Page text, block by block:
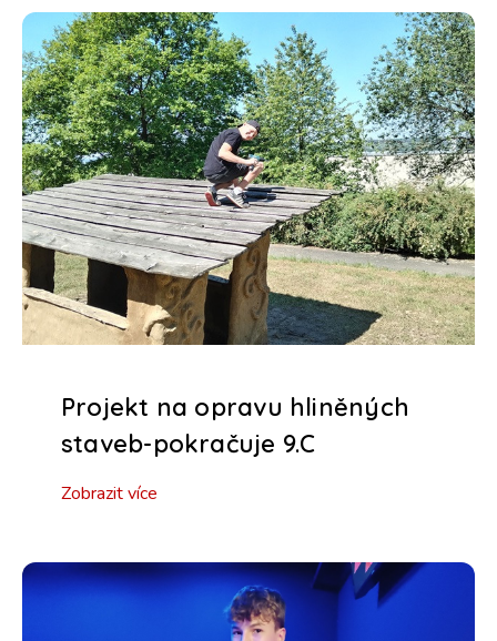
Projekt na opravu hliněných
staveb-pokračuje 9.C
Zobrazit více